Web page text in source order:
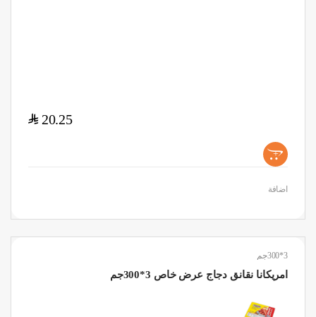
20.25
$
+
اضافة
3*300جم
امريكانا نقانق دجاج عرض خاص 3*300جم